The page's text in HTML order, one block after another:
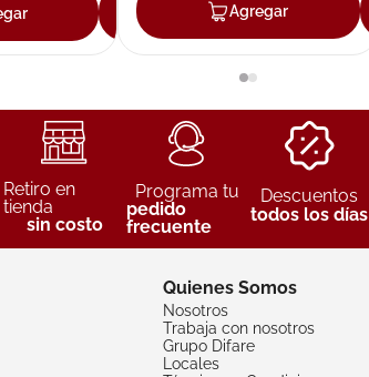
AgregarAgregar
Retiro en
tienda
sin costo
Programa tu
pedido
frecuente
Descuentos
todos los días
Quienes Somos
Nosotros
Trabaja con nosotros
Grupo Difare
Locales